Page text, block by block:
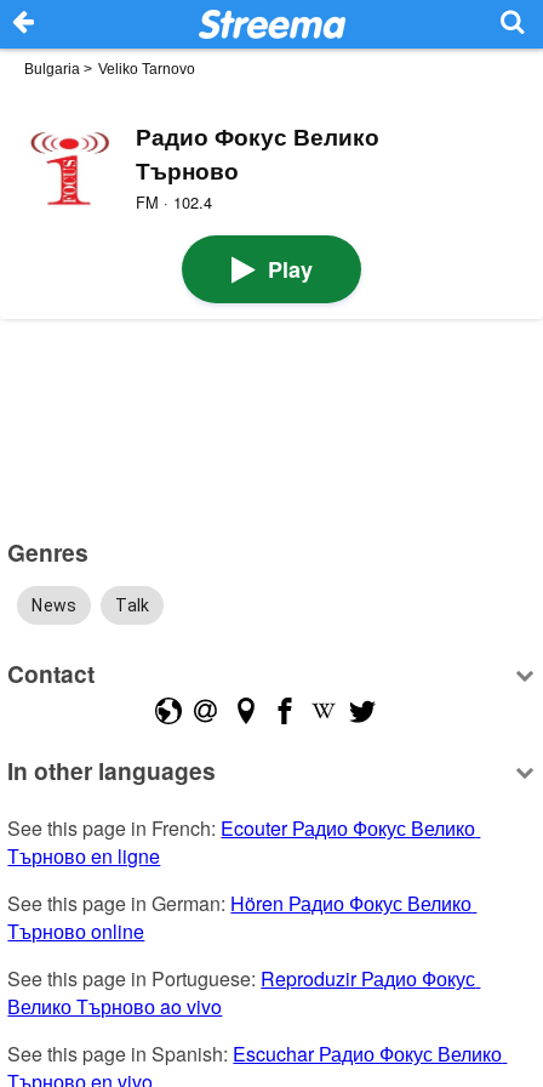
Bulgaria > Veliko Tarnovo
Радио Фокус Велико
Търново
FM · 102.4
Play
Genres
News Talk
Contact
In other languages
See this page in French: Ecouter Радио Фокус Велико
Търново en ligne
See this page in German: Hören Радио Фокус Велико
Търново online
See this page in Portuguese: Reproduzir Радио Фокус
Велико Търново ao vivo
See this page in Spanish: Escuchar Радио Фокус Велико
Търново en vivo